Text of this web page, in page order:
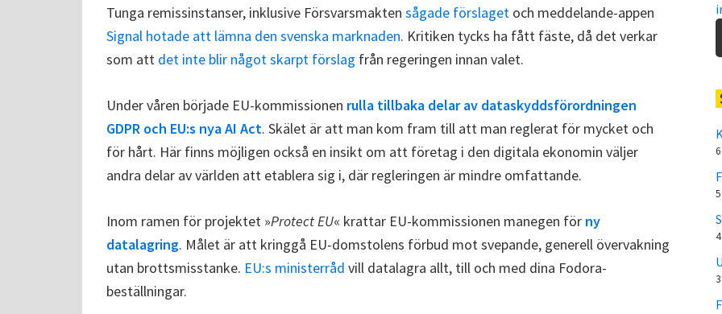
Tunga remissinstanser, inklusive Försvarsmakten sågade förslaget och meddelande-appen
Signal hotade att lämna den svenska marknaden. Kritiken tycks ha fått fäste, då det verkar
som att det inte blir något skarpt förslag från regeringen innan valet.
Under våren började EU-kommissionen rulla tillbaka delar av dataskyddsförordningen
GDPR och EU:s nya AI Act. Skälet är att man kom fram till att man reglerat för mycket och
för hårt. Här finns möjligen också en insikt om att företag i den digitala ekonomin väljer
andra delar av världen att etablera sig i, där regleringen är mindre omfattande.
Inom ramen för projektet »Protect EU« krattar EU-kommissionen manegen för ny
datalagring. Målet är att kringgå EU-domstolens förbud mot svepande, generell övervakning
utan brottsmisstanke. EU:s ministerråd vill datalagra allt, till och med dina Fodora-
beställningar.